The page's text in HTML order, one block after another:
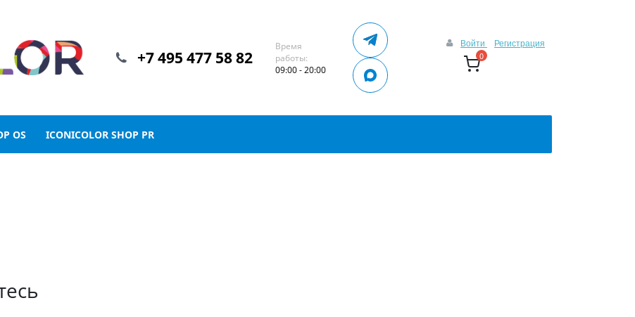
Войти Регистрация
0
+7 495 477 58 82
Время
работы:
09:00 - 20:00
OS ICONICOLOR SHOP PR